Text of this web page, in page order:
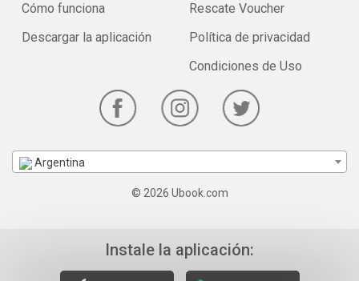
Cómo funciona
Descargar la aplicación
Rescate Voucher
Política de privacidad
Condiciones de Uso
Argentina
© 2026 Ubook.com
Instale la aplicación: